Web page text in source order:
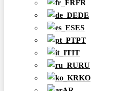
FR
DE
ES
PT
IT
RU
KO